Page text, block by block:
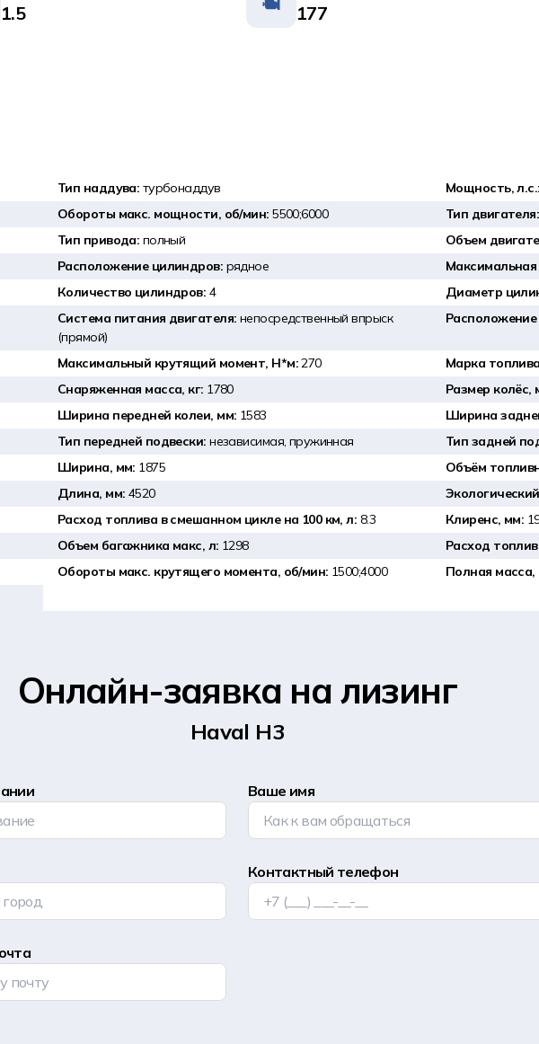
1.5 177
Тип наддува: турбонаддув Мощность, л.с.:
Обороты макс. мощности, об/мин:5500;6000 Тип двигателя:
Тип привода: полный Объем
Расположение цилиндров: рядное Максимальная
Количество цилиндров: 4 Диаметр
Система питания двигателя: непосредственный впрыск
(прямой)
Расположение
Максимальный крутящий момент, Н*м:270 Марка
Снаряженная масса, кг: 1780 Размер колёс,
Ширина передней колеи, мм: 1583 Ширина
Тип передней подвески:независимая, пружинная Тип задней
Ширина, мм: 1875 Объём
Длина, мм: 4520
Расход топлива в смешанном цикле на 100 км, л: 8.3 Клиренс, мм:
Объем багажника макс, л: 1298 Расход
Обороты макс. крутящего момента, об/мин: 1500;4000 Полная масса,
Онлайн-заявка на лизинг
Haval H3
Ваше имя
Контактный телефон